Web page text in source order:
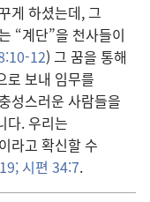
게 하셨는데, 그
“계단”을 천사들이
12) 그 꿈을 통해
로 보내 임무를
성스러운 사람들을
다. 우리는
라고 확신할 수
시편 34:7.